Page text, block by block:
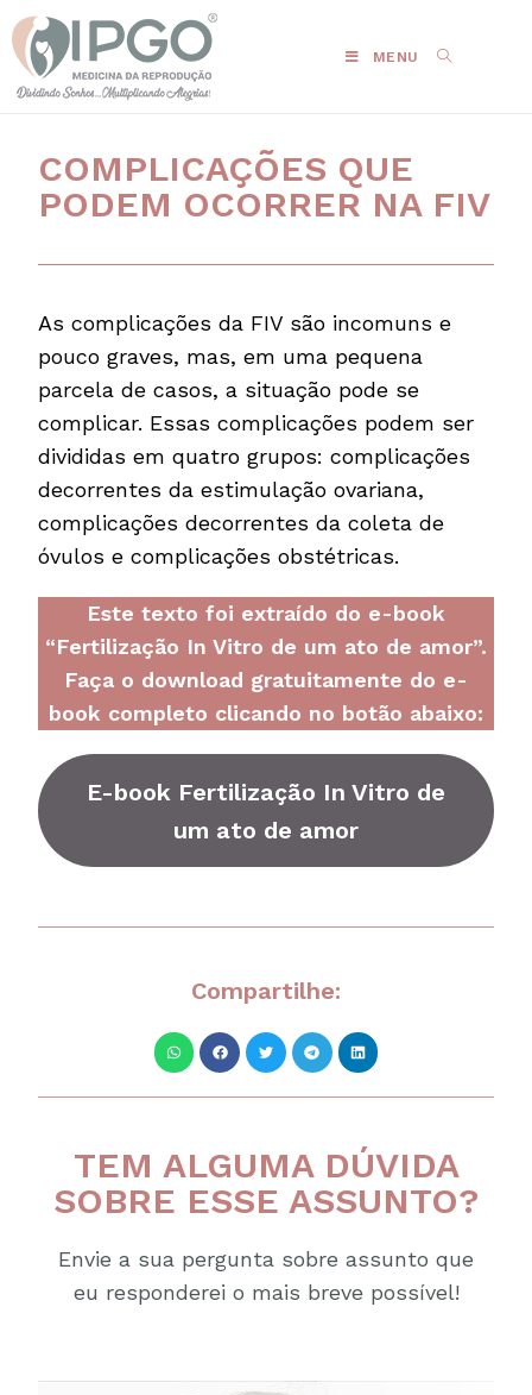
MENU
COMPLICAÇÕES QUE
PODEM OCORRER NA FIV
As complicações da FIV são incomuns e
pouco graves, mas, em uma pequena
parcela de casos, a situação pode se
complicar. Essas complicações podem ser
divididas em quatro grupos: complicações
decorrentes da estimulação ovariana,
complicações decorrentes da coleta de
óvulos e complicações obstétricas.
Este texto foi extraído do e-book
“Fertilização In Vitro de um ato de amor”.
Faça o download gratuitamente do e-
book completo clicando no botão abaixo:
E-book Fertilização In Vitro de
um ato de amor
Compartilhe:
TEM ALGUMA DÚVIDA
SOBRE ESSE ASSUNTO?
Envie a sua pergunta sobre assunto que
eu responderei o mais breve possível!